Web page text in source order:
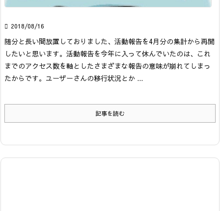
 2018/08/16
随分と長い間放置しておりました、活動報告を4月分の集計から再開
したいと思います。 活動報告を今年に入って休んでいたのは、これ
までのアクセス数を軸としたさまざまな報告の意味が崩れてしまっ
たからです。ユーザーさんの移行状況とか ...
記事を読む